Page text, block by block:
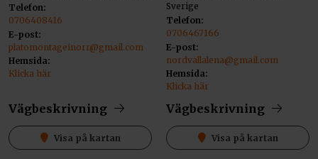
Telefon:
0706408416
E-post:
platomontageinorr@gmail.com
Hemsida:
Klicka här
Vägbeskrivning
Visa på kartan
Sverige
Telefon:
0706467166
E-post:
nordvallalena@gmail.com
Hemsida:
Klicka här
Vägbeskrivning
Visa på kartan